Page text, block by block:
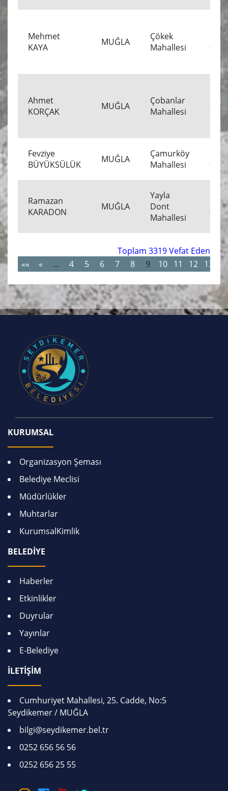
Mehmet
KAYA
MUĞLA
Çökek
Mahallesi
Ahmet
KORÇAK
MUĞLA
Çobanlar
Mahallesi
Fevziye
BÜYÜKSÜLÜK
MUĞLA
Çamurköy
Mahallesi
Ramazan
KARADON
MUĞLA
Yayla
Dont
Mahallesi
Toplam 3319 Vefat Eden
««
« … 4 5 6 7 8 9 10 11 12 13
KURUMSAL
Organizasyon Şeması
Belediye Meclisi
Müdürlükler
Muhtarlar
KurumsalKimlik
BELEDİYE
Haberler
Etkinlikler
Duyrular
Yayınlar
E-Belediye
İLETİŞİM
Cumhuriyet Mahallesi, 25. Cadde, No:5
Seydikemer / MUĞLA
bilgi@seydikemer.bel.tr
0252 656 56 56
0252 656 25 55